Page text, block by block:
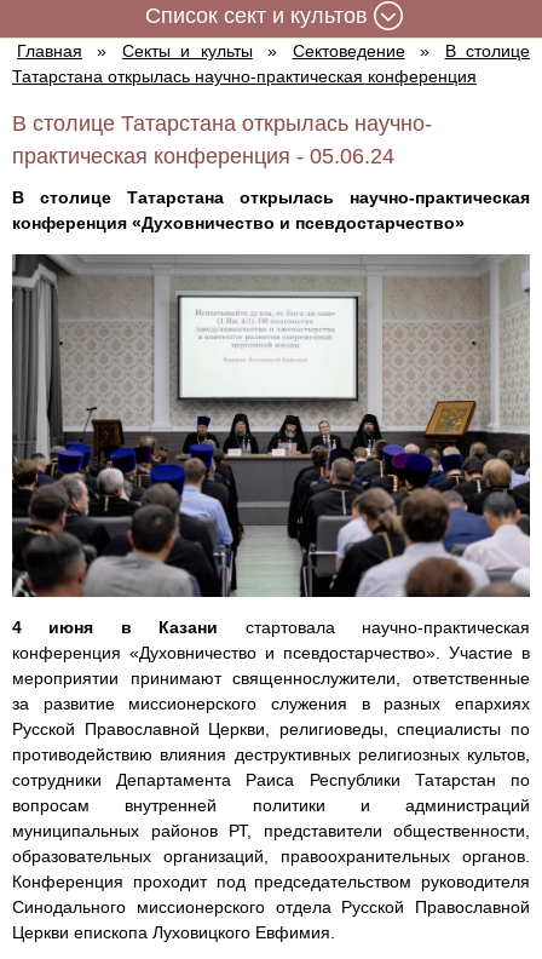
Cписок сект и культов
Главная » Секты и культы » Сектоведение »
В столице
Татарстана открылась научно-практическая конференция
В столице Татарстана открылась научно-
практическая конференция - 05.06.24
В столице Татарстана открылась научно-практическая
конференция «Духовничество и псевдостарчество»
4 июня в Казани стартовала научно-практическая
конференция «Духовничество и псевдостарчество». Участие в
мероприятии принимают священнослужители, ответственные
за развитие миссионерского служения в разных епархиях
Русской Православной Церкви, религиоведы, специалисты по
противодействию влияния деструктивных религиозных культов,
сотрудники Департамента Раиса Республики Татарстан по
вопросам внутренней политики и администраций
муниципальных районов РТ, представители общественности,
образовательных организаций, правоохранительных органов.
Конференция проходит под председательством руководителя
Синодального миссионерского отдела Русской Православной
Церкви епископа Луховицкого Евфимия.